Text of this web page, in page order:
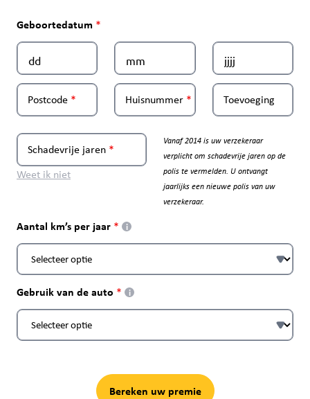
Geboortedatum
Postcode Huisnummer Toevoeging
Schadevrije jaren
Weet ik niet
Vanaf 2014 is uw verzekeraar
verplicht om schadevrije jaren op de
polis te vermelden. U ontvangt
jaarlijks een nieuwe polis van uw
verzekeraar.
Aantal km’s per jaar i
Gebruik van de auto i
Bereken uw premie